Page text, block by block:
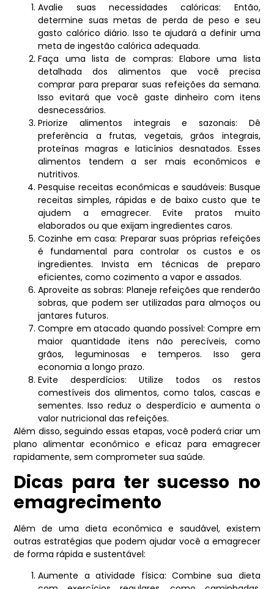
Avalie suas necessidades calóricas: Então,
determine suas metas de perda de peso e seu
gasto calórico diário. Isso te ajudará a definir uma
meta de ingestão calórica adequada.
Faça uma lista de compras: Elabore uma lista
detalhada dos alimentos que você precisa
comprar para preparar suas refeições da semana.
Isso evitará que você gaste dinheiro com itens
desnecessários.
Priorize alimentos integrais e sazonais: Dê
preferência a frutas, vegetais, grãos integrais,
proteínas magras e laticínios desnatados. Esses
alimentos tendem a ser mais econômicos e
nutritivos.
Pesquise receitas econômicas e saudáveis: Busque
receitas simples, rápidas e de baixo custo que te
ajudem a emagrecer. Evite pratos muito
elaborados ou que exijam ingredientes caros.
Cozinhe em casa: Preparar suas próprias refeições
é fundamental para controlar os custos e os
ingredientes. Invista em técnicas de preparo
eficientes, como cozimento a vapor e assados.
Aproveite as sobras: Planeje refeições que renderão
sobras, que podem ser utilizadas para almoços ou
jantares futuros.
Compre em atacado quando possível: Compre em
maior quantidade itens não perecíveis, como
grãos, leguminosas e temperos. Isso gera
economia a longo prazo.
Evite desperdícios: Utilize todos os restos
comestíveis dos alimentos, como talos, cascas e
sementes. Isso reduz o desperdício e aumenta o
valor nutricional das refeições.
Além disso, seguindo essas etapas, você poderá criar um
plano alimentar econômico e eficaz para emagrecer
rapidamente, sem comprometer sua saúde.
Dicas para ter sucesso no
emagrecimento
Além de uma dieta econômica e saudável, existem
outras estratégias que podem ajudar você a emagrecer
de forma rápida e sustentável:
Aumente a atividade física: Combine sua dieta